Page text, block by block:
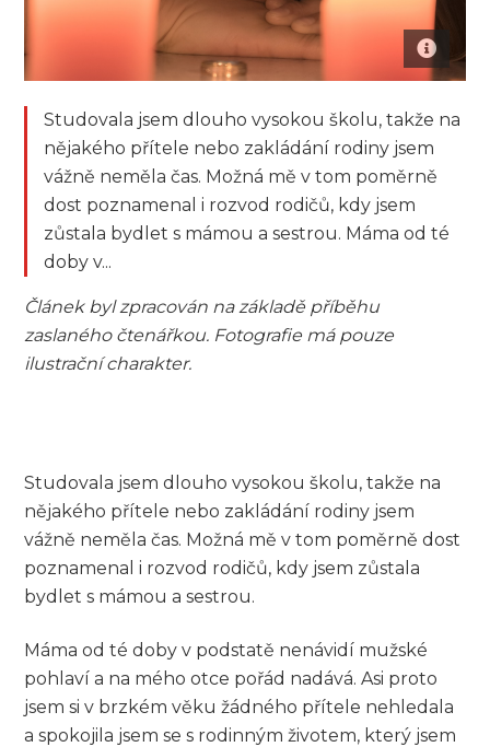
Studovala jsem dlouho vysokou školu, takže na
nějakého přítele nebo zakládání rodiny jsem
vážně neměla čas. Možná mě v tom poměrně
dost poznamenal i rozvod rodičů, kdy jsem
zůstala bydlet s mámou a sestrou. Máma od té
doby v...
Článek byl zpracován na základě příběhu
zaslaného čtenářkou. Fotografie má pouze
ilustrační charakter.
Studovala jsem dlouho vysokou školu, takže na
nějakého přítele nebo zakládání rodiny jsem
vážně neměla čas. Možná mě v tom poměrně dost
poznamenal i rozvod rodičů, kdy jsem zůstala
bydlet s mámou a sestrou.
Máma od té doby v podstatě nenávidí mužské
pohlaví a na mého otce pořád nadává. Asi proto
jsem si v brzkém věku žádného přítele nehledala
a spokojila jsem se s rodinným životem, který jsem